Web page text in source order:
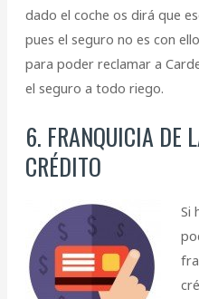
dado el coche os dirá que
pues el seguro no es con
para poder reclamar a
el seguro a todo riego.
6. FRANQUICIA DE
CRÉDITO
Si